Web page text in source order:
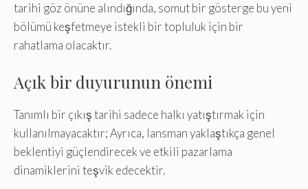
tarihi göz önüne alındığında, somut bir gösterge bu yeni
bölümü keşfetmeye istekli bir topluluk için bir
rahatlama olacaktır.
Açık bir duyurunun önemi
Tanımlı bir çıkış tarihi sadece halkı yatıştırmak için
kullanılmayacaktır; Ayrıca, lansman yaklaştıkça genel
beklentiyi güçlendirecek ve etkili pazarlama
dinamiklerini teşvik edecektir.